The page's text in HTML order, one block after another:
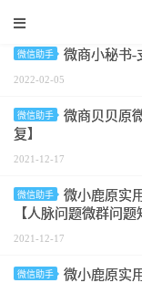
标签：微信官方辅助
微信助手 微商小秘书-
2022-02-05
微信助手
微商贝贝原
复】
2021-12-17
微信助手
微小鹿原实
【人脉问题微群问题
2021-12-17
微信助手
微小鹿原实